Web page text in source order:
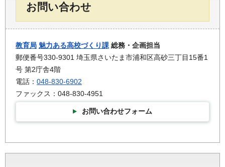
お問い合わせ
教育局 魅力ある高校づくり課 総務・企画担当
郵便番号330-9301 埼玉県さいたま市浦和区高砂三丁目15番1
号 第2庁舎4階
電話： 048-830-6902
ファックス：048-830-4951
お問い合わせフォーム